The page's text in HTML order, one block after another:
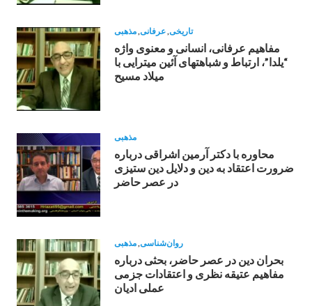
تاریخی,عرفانی,مذهبی
مفاهيم عرفانى، انسانى و معنوى واژه
“يلدا”، ارتباط و شباهتهاى آئين ميترايی با
ميلاد مسيح
مذهبی
محاوره با دکتر آرمین اشراقى درباره
ضرورت اعتقاد به دين و دلايل دين ستيزى
در عصر حاضر
روان‌شناسی,مذهبی
بحران دین در عصر حاضر، بحثی درباره
مفاهیم عتیقه نظری و اعتقادات جزمی
عملی ادیان